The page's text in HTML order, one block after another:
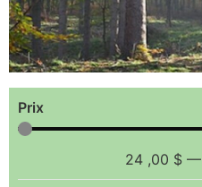
Prix
24 ,00 $—